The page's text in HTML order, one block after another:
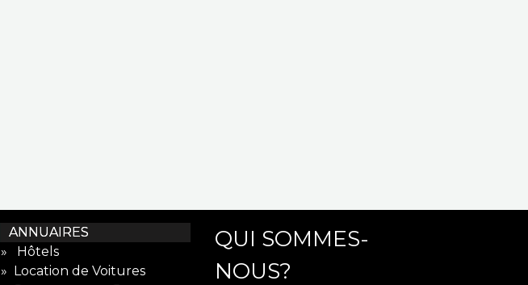
ANNUAIRES
» Hôtels
» Location de Voitures
QUI SOMMES-
NOUS?